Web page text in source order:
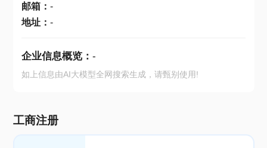
邮箱： -
地址： -
企业信息概览： -
如上信息由AI大模型全网搜索生成，请甄别使用!
工商注册